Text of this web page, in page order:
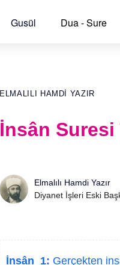
Gusül Dua - Sure
ELMALILI HAMDI YAZIR
İnsân
Elmalılı Hamdi Yazır
Diyanet İşleri Eski
İnsân 1: Gerçekten